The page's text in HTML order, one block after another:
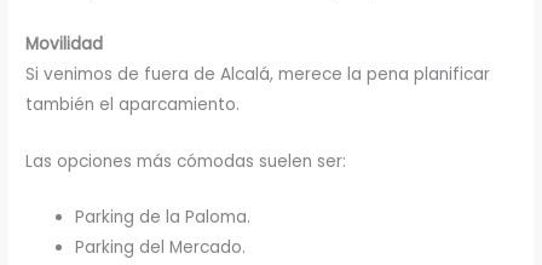
Movilidad
Si venimos de fuera de Alcalá, merece la pena planificar
también el aparcamiento.
Las opciones más cómodas suelen ser:
Parking de la Paloma.
Parking del Mercado.